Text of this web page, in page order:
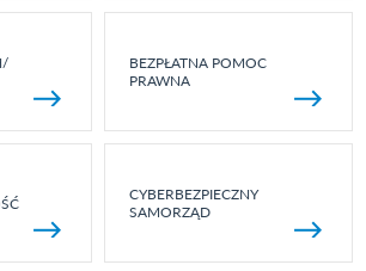
BEZPŁATNA POMOC
PRAWNA
CYBERBEZPIECZNY
SAMORZĄD